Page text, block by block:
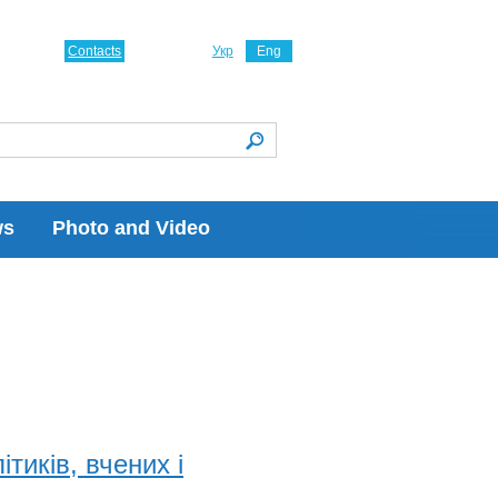
Photo and Video
Укр Eng
Contacts
вчених і